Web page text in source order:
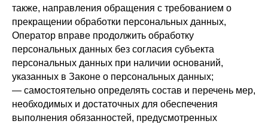
также, направления обращения с требованием о
прекращении обработки персональных данных,
Оператор вправе продолжить обработку
персональных данных без согласия субъекта
персональных данных при наличии оснований,
указанных в Законе о персональных данных;
— самостоятельно определять состав и перечень мер,
необходимых и достаточных для обеспечения
выполнения обязанностей, предусмотренных